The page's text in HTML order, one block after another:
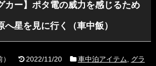
カー】ポタ電の威力を感じるため
へ星を見に行く（車中飯）
） 2022/11/20 車中泊アイテム
グラ